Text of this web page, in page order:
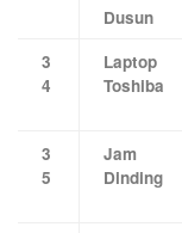
Dusun
3
4
Laptop
Toshiba
3
5
Jam
Dinding